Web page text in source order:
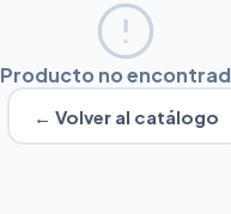
Producto no
← Volver al catálogo